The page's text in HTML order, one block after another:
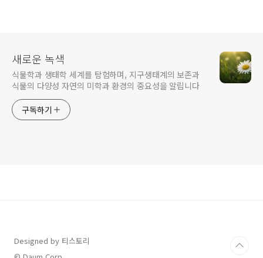
새로운 녹색
식물학과 생태학 세계를 탐험하며, 지구생태계의 보존과
식물의 다양성 자연의 미학과 환경의 중요성을 알립니다
구독하기
Designed by 티스토리